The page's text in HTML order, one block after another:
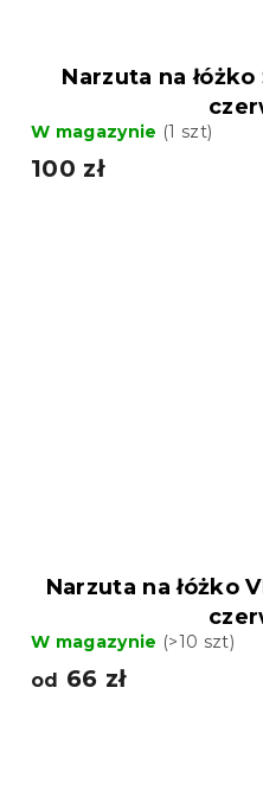
Narzuta na łóżko
W magazynie (1 szt)
100 zł
Narzuta na łóżko
W magazynie (>10 szt)
od 66 zł